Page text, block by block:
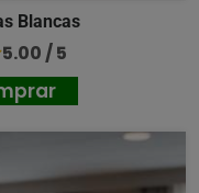
Blancas
5.00 / 5